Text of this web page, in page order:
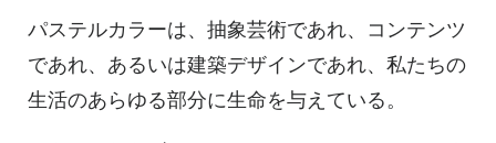
パステルカラーは、抽象芸術であれ、コンテンツ
であれ、あるいは建築デザインであれ、私たちの
生活のあらゆる部分に生命を与えている。